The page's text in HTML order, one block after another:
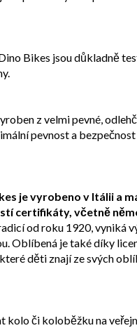
Bikes jsou důkladně
z velmi pevné,
pevnost a
je vyrobeno v Itálii a
certifikáty, včetně
od roku 1920, vyniká
Oblíbená je také díky
děti znají ze svých
kolo či koloběžku na